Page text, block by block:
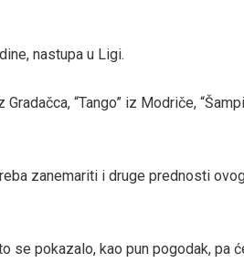
nastupa u Ligi.
“Tango” iz Modriče,
zanemariti i druge prednosti
se pokazalo, kao pun pogodak, pa